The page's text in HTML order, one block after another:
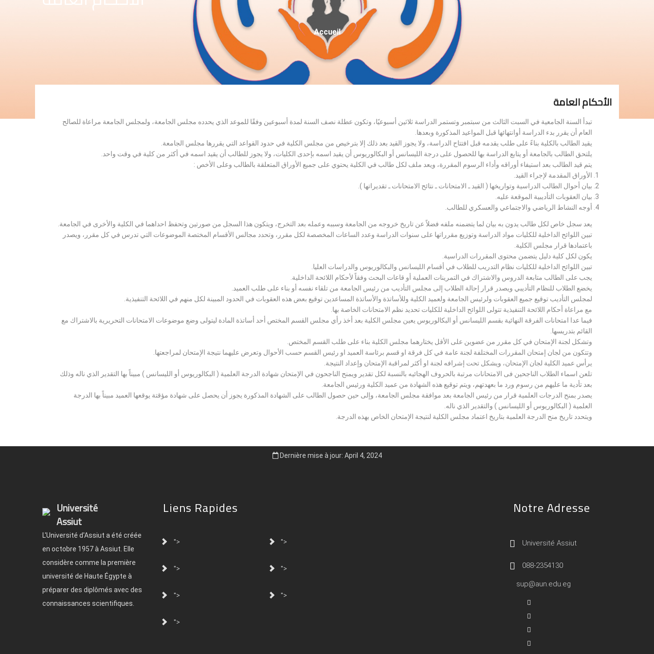
Fil
D'Ariane
Accueil
الأحكام العامة
تبدأ السنة الجامعية في السبت الثالث من سبتمبر وتستمر الدراسة ثلاثين أسبوعيًا، وتكون عطلة نصف السنة لمدة أسبوعين وفقًا للموعد الذي يحدده مجلس الجامعة، ولمجلس الجامعة مراعاة للصالح
العام أن يقرر بدء الدراسة أوانتهائها قبل المواعيد المذكورة وبعدها.
يقيد الطالب بالكلية بناءً على طلب يقدمه قبل افتتاح الدراسة، ولا يجوز القيد بعد ذلك إلا بترخيص من مجلس الكلية في حدود القواعد التي يقررها مجلس الجامعة.
يلتحق الطالب بالجامعة أو يتابع الدراسة بها للحصول على درجة الليسانس أو البكالوريوس أن يقيد اسمه بإحدى الكليات، ولا يجوز للطالب أن يقيد اسمه في أكثر من كلية في وقت واحد.
يتم قيد الطالب بعد استيفاء أوراقه وأداء الرسوم المقررة، ويعد ملف لكل طالب في الكلية يحتوي على جميع الأوراق المتعلقة بالطالب وعلى الأخص :
الأوراق المقدمة لإجراء القيد.
بيان أحوال الطالب الدراسية وتواريخها ( القيد ـ الامتحانات ـ نتائح الامتحانات ـ تقديراتها ).
بيان العقوبات التأديبية الموقعة عليه.
أوجه النشاط الرياضي والاجتماعي والعسكري للطالب.
يعد سجل خاص لكل طالب يدون به بيان لما يتضمنه ملفه فضلاً عن تاريخ خروجه من الجامعة وسببه وعمله بعد التخرج، ويتكون هذا السجل من صورتين وتحفظ احداهما في الكلية والأخرى في الجامعة.
تبين اللوائح الداخلية للكليات مواد الدراسة وتوزيع مقرراتها على سنوات الدراسة وعدد الساعات المخصصة لكل مقرر، وتحدد مجالس الأقسام المختصة الموضوعات التي تدرس في كل مقرر، ويصدر
باعتمادها قرار مجلس الكلية.
يكون لكل كلية دليل يتضمن محتوى المقررات الدراسية.
تبين اللوائح الداخلية للكليات نظام التدريب للطلاب في أقسام الليسانس والبكالوريوس والدراسات العليا.
يجب على الطالب متابعة الدروس والاشتراك في التمرينات العملية أو قاعات البحث وفقاً لأحكام اللائحة الداخلية.
يخضع الطلاب للنظام التأديبي ويصدر قرار إحالة الطلاب إلى مجلس التأديب من رئيس الجامعة من تلقاء نفسه أو بناء على طلب العميد.
لمجلس التأديب توقيع جميع العقوبات ولرئيس الجامعة ولعميد الكلية وللأساتذة والأساتذة المساعدين توقيع بعض هذه العقوبات في الحدود المبينة لكل منهم في اللائحة التنفيذية.
مع مراعاة أحكام اللائحة التنفيذية تتولى اللوائح الداخلية للكليات تحديد نظم الامتحانات الخاصة بها.
فيما عدا امتحانات الفرقة النهائية بقسم الليسانس أو البكالوريوس يعين مجلس الكلية بعد أخذ رأي مجلس القسم المختص أحد أساتذة المادة ليتولى وضع موضوعات الامتحانات التحريرية بالاشتراك مع
القائم بتدريسها.
وتشكل لجنة الإمتحان في كل مقرر من عضوين على الأقل يختارهما مجلس الكلية بناء على طلب القسم المختص.
وتتكون من لجان إمتحان المقررات المختلفة لجنة عامة في كل فرقة او قسم برئاسة العميد او رئيس القسم حسب الأحوال وتعرض عليهما نتيجة الإمتحان لمراجعتها.
يرأس عميد الكلية لجان الإمتحان، ويشكل تحت إشرافه لجنة او أكثر لمراقبة الإمتحان وإعداد النتيجة.
تلعن اسماء الطلاب الناجحين فى الامتحانات مرتبة بالحروف الهجائيه بالنسبة لكل تقدير ويمنح الناجحون في الإمتحان شهادة الدرجة العلمية ( البكالوريوس أو الليسانس ) مبيناً بها التقدير الذي ناله وذلك
بعد تأدية ما عليهم من رسوم ورد ما بعهدتهم، ويتم توقيع هذه الشهادة من عميد الكلية ورئيس الجامعة.
يصدر بمنح الدرجات العلمية قرار من رئيس الجامعة بعد موافقة مجلس الجامعة، وإلى حين حصول الطالب على الشهادة المذكورة يجوز أن يحصل على شهادة مؤقتة يوقعها العميد مبيناً بها الدرجة
العلمية ( البكالوريوس أو الليسانس ) والتقدير الذي ناله.
ويتحدد تاريخ منح الدرجة العلمية بتاريخ اعتماد مجلس الكلية لنتيجة الإمتحان الخاص بهذه الدرجة.
Dernière mise à jour: April 4, 2024
Université
Assiut
L'Université d'Assiut a été créée
en octobre 1957 à Assiut. Elle
considère comme la première
université de Haute Égypte à
préparer des diplômés avec des
connaissances scientifiques.
Liens Rapides
"> ">
"> ">
"> ">
">
Notre Adresse
Université Assiut
088-2354130
sup@aun.edu.eg